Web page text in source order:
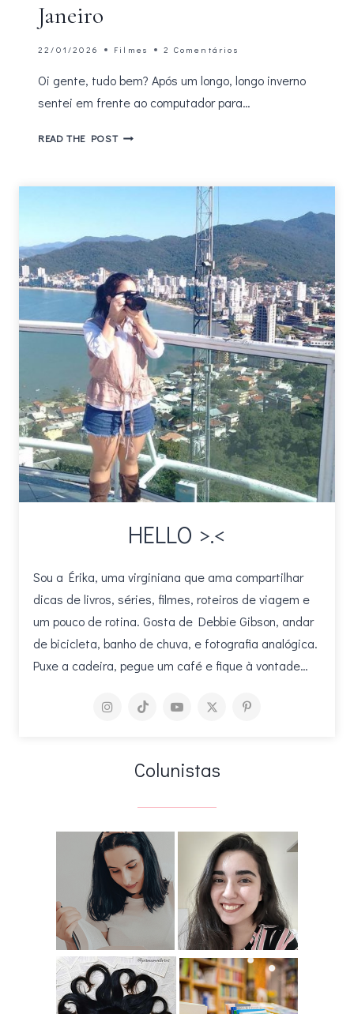
Janeiro
22/01/2026 Filmes 2 Comentários
Oi gente, tudo bem? Após um longo, longo inverno
sentei em frente ao computador para…
READ THE POST5
FAVORITOS
HELLO >.<
Sou a Érika, uma virginiana que ama compartilhar
dicas de livros, séries, filmes, roteiros de viagem e
um pouco de rotina. Gosta de Debbie Gibson, andar
de bicicleta, banho de chuva, e fotografia analógica.
Puxe a cadeira, pegue um café e fique à vontade…
Colunistas